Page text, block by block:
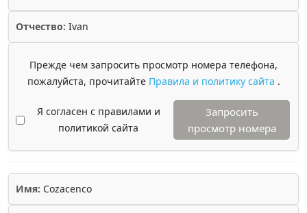
Отчество: Ivan
Прежде чем запросить просмотр номера телефона,
пожалуйста, прочитайте Правила и политику сайта .
Я согласен с правилами и
политикой сайта
Запросить
просмотр номера
Имя: Cozacenco